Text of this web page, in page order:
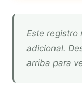
Este registro no incluye descripción
adicional.
arriba para